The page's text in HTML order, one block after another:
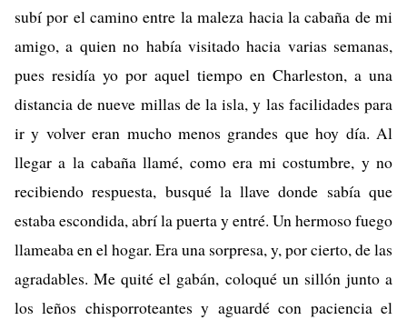
subí por el camino entre la maleza hacia la cabaña de mi
amigo, a quien no había visitado hacia varias semanas,
pues residía yo por aquel tiempo en Charleston, a una
distancia de nueve millas de la isla, y las facilidades para
ir y volver eran mucho menos grandes que hoy día. Al
llegar a la cabaña llamé, como era mi costumbre, y no
recibiendo respuesta, busqué la llave donde sabía que
estaba escondida, abrí la puerta y entré. Un hermoso fuego
llameaba en el hogar. Era una sorpresa, y, por cierto, de las
agradables. Me quité el gabán, coloqué un sillón junto a
los leños chisporroteantes y aguardé con paciencia el